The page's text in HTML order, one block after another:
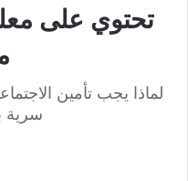
تحتوي على
لماذا يجب تأمين
سرية